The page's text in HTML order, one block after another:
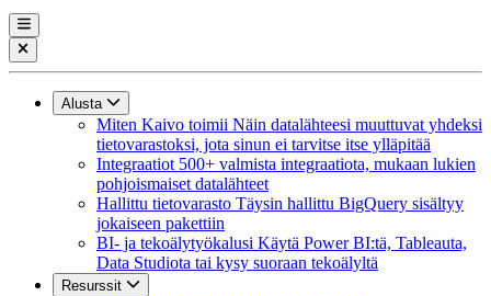
Alusta
Miten Kaivo toimii Näin datalähteesi muuttuvat yhdeksi
tietovarastoksi, jota sinun ei tarvitse itse ylläpitää
Integraatiot 500+ valmista integraatiota, mukaan lukien
pohjoismaiset datalähteet
Hallittu tietovarasto Täysin hallittu BigQuery sisältyy
jokaiseen pakettiin
BI- ja tekoälytyökalusi Käytä Power BI:tä, Tableauta,
Data Studiota tai kysy suoraan tekoälyltä
Resurssit